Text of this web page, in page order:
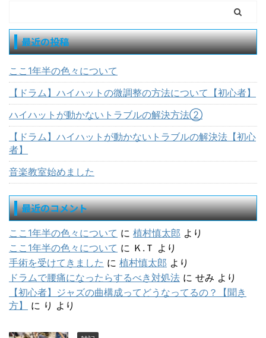
最近の投稿
ここ1年半の色々について
【ドラム】ハイハットの微調整の方法について【初心者】
ハイハットが動かないトラブルの解決方法②
【ドラム】ハイハットが動かないトラブルの解決法【初心
者】
音楽教室始めました
最近のコメント
ここ1年半の色々について に 植村慎太郎 より
ここ1年半の色々について に Ｋ.Ｔ より
手術を受けてきました に 植村慎太郎 より
ドラムで腰痛になったらするべき対処法 に せみ より
【初心者】ジャズの曲構成ってどうなってるの？【聞き
方】
に り より